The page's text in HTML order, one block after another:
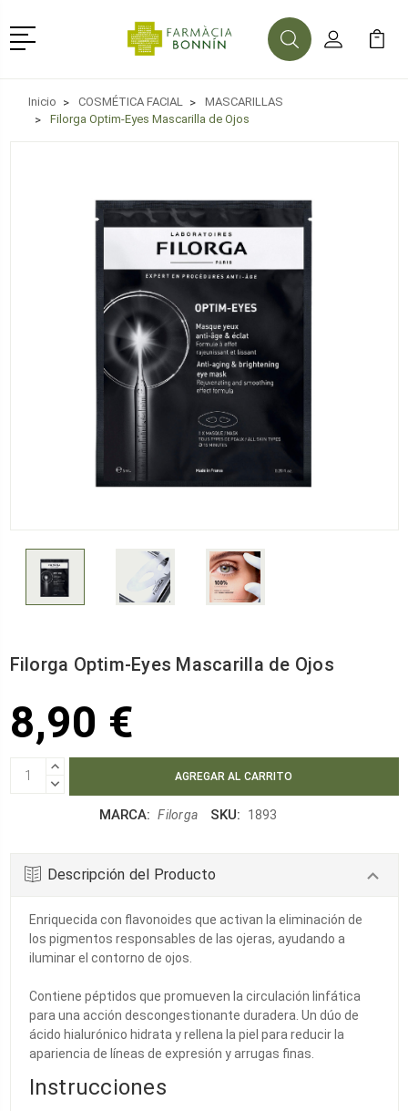
Menú
BuscarMi Cuenta
Mi
Inicio COSMÉTICA FACIAL
MASCARILLAS
Filorga Optim-Eyes Mascarilla de Ojos
Filorga Optim-Eyes Mascarilla de Ojos
8,90 €
AUMENTAR
CANTIDAD:
DISMINUIR
MARCA: Filorga SKU: 1893
Descripción del Producto
Enriquecida con flavonoides que activan la eliminación de
los pigmentos responsables de las ojeras, ayudando a
iluminar el contorno de ojos.
Contiene péptidos que promueven la circulación linfática
para una acción descongestionante duradera. Un dúo de
ácido hialurónico hidrata y rellena la piel para reducir la
apariencia de líneas de expresión y arrugas finas.
Instrucciones